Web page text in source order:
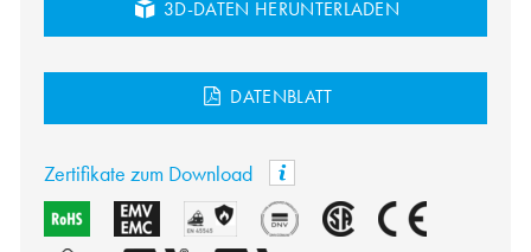
3D-DATEN HERUNTERLADEN
DATENBLATT
Zertifikate zum Download